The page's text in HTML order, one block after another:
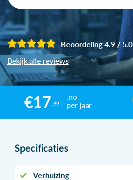
Beoordeling 4.9 / 5.0
Bekijk alle reviews
€17 ,99
.no
per jaar
Specificaties
Verhuizing